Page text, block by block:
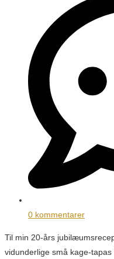
0 kommentarer
Til min 20-års
vidunderlige små kage-tapas